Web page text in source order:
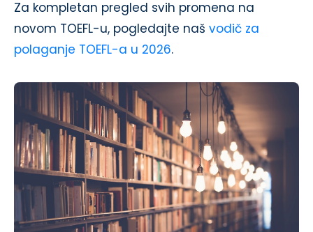
Za kompletan pregled svih promena na
novom TOEFL-u, pogledajte naš vodič za
polaganje TOEFL-a u 2026.